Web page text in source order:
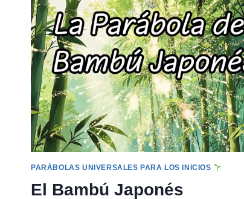
PARÁBOLAS UNIVERSALES PARA LOS INICIOS
El Bambú Japonés